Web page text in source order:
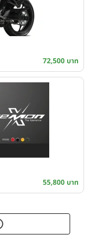
72,500 บาท
55,800 บาท